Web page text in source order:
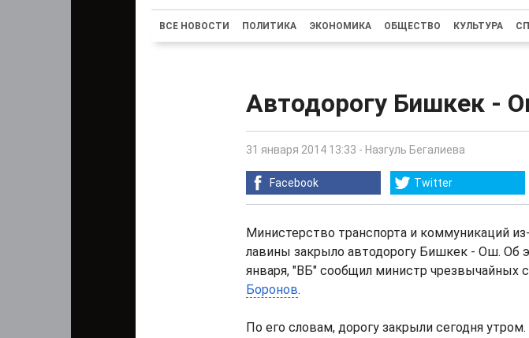
ВСЕ НОВОСТИ ПОЛИТИКА ЭКОНОМИКА ОБЩЕСТВО КУЛЬТУРА
Автодорогу Бишкек -
31 января 2014 13:33 - Назгуль Бегалиева
Facebook Twitter
Министерство транспорта и коммуникаций
лавины закрыло автодорогу Бишкек - Ош. Об
января, "ВБ" сообщил министр чрезвычайных
Боронов.
По его словам, дорогу закрыли сегодня